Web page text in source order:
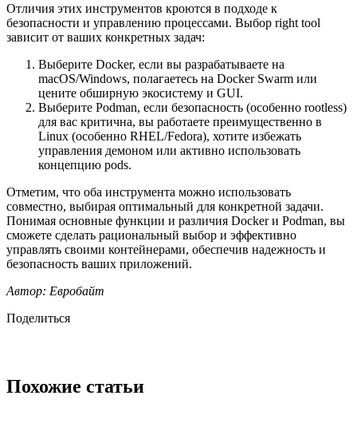
Отличия этих инструментов кроются в подходе к
безопасности и управлению процессами. Выбор right tool
зависит от ваших конкретных задач:
Выберите Docker, если вы разрабатываете на
macOS/Windows, полагаетесь на Docker Swarm или
цените обширную экосистему и GUI.
Выберите Podman, если безопасность (особенно rootless)
для вас критична, вы работаете преимущественно в
Linux (особенно RHEL/Fedora), хотите избежать
управления демоном или активно использовать
концепцию pods.
Отметим, что оба инструмента можно использовать
совместно, выбирая оптимальный для конкретной задачи.
Понимая основные функции и различия Docker и Podman, вы
сможете сделать рациональный выбор и эффективно
управлять своими контейнерами, обеспечив надежность и
безопасность ваших приложений.
Автор: Евробайт
Поделиться
Похожие статьи